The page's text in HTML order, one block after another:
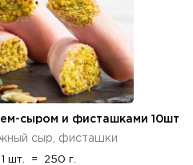
сыром и фисташками 10шт
сыр, фисташки
1 шт. = 250 г.